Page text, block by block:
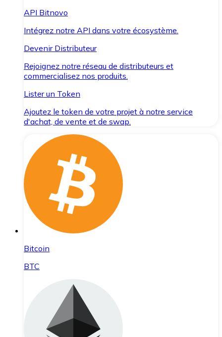
API Bitnovo
Intégrez notre API dans votre écosystème.
Devenir Distributeur
Rejoignez notre réseau de distributeurs et
commercialisez nos produits.
Lister un Token
Ajoutez le token de votre projet à notre service
d'achat, de vente et de swap.
Bitcoin
BTC